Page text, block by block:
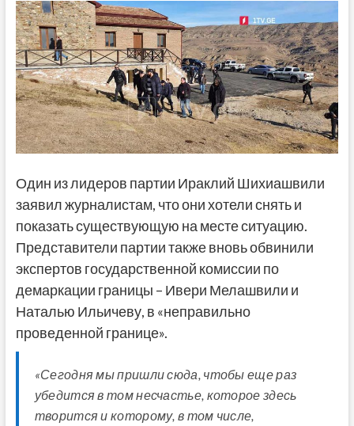
Один из лидеров партии Ираклий Шихиашвили
заявил журналистам, что они хотели снять и
показать существующую на месте ситуацию.
Представители партии также вновь обвинили
экспертов государственной комиссии по
демаркации границы – Ивери Мелашвили и
Наталью Ильичеву, в «неправильно
проведенной границе».
«Сегодня мы пришли сюда, чтобы еще раз
убедится в том несчастье, которое здесь
творится и которому, в том числе,